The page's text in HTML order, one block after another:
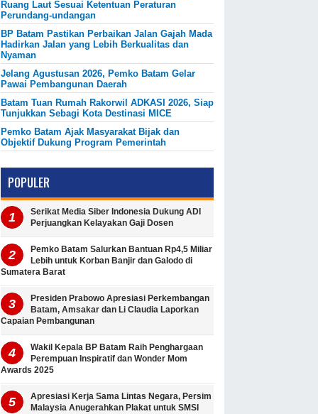
Ruang Laut Sesuai Ketentuan Peraturan
Perundang-undangan
BP Batam Pastikan Perbaikan Jalan Gajah Mada
Hadirkan Jalan yang Lebih Berkualitas dan
Nyaman
Jelang Agustusan 2026, Pemko Batam Gelar
Pawai Pembangunan Daerah
Batam Tuan Rumah Rakorwil ADKASI 2026, Siap
Tunjukkan Sebagi Kota Destinasi MICE
Pemko Batam Ajak Masyarakat Bijak dan
Objektif Dukung Program Pemerintah
POPULER
Serikat Media Siber Indonesia Dukung ADI
Perjuangkan Kelayakan Gaji Dosen
Pemko Batam Salurkan Bantuan Rp4,5 Miliar
Lebih untuk Korban Banjir dan Galodo di
Sumatera Barat
Presiden Prabowo Apresiasi Perkembangan
Batam, Amsakar dan Li Claudia Laporkan
Capaian Pembangunan
Wakil Kepala BP Batam Raih Penghargaan
Perempuan Inspiratif dan Wonder Mom
Awards 2025
Apresiasi Kerja Sama Lintas Negara, Persim
Malaysia Anugerahkan Plakat untuk SMSI